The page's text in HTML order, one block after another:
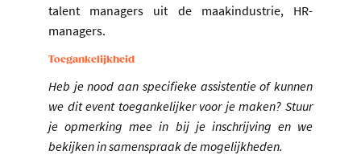
talent managers uit de maakindustrie, HR-
managers.
Toegankelijkheid
Heb je nood aan specifieke assistentie of kunnen
we dit event toegankelijker voor je maken? Stuur
je opmerking mee in bij je inschrijving en we
bekijken in samenspraak de mogelijkheden.